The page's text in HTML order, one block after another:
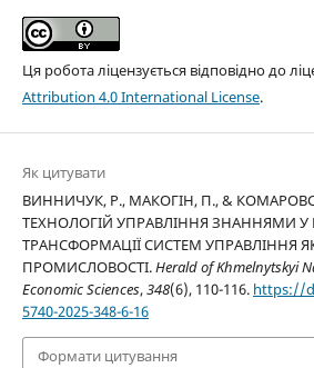
Ця робота ліцензується відповідно до
Attribution 4.0 International License.
Як цитувати
ВИННИЧУК, Р., МАКОГІН, П., &
ТЕХНОЛОГІЙ УПРАВЛІННЯ ЗНАННЯМИ У
ТРАНСФОРМАЦІЇ СИСТЕМ УПРАВЛІННЯ
ПРОМИСЛОВОСТІ.Herald of Khmelnytskyi
Economic Sciences,348(6), 110-116. https://
5740-2025-348-6-16
Формати цитування